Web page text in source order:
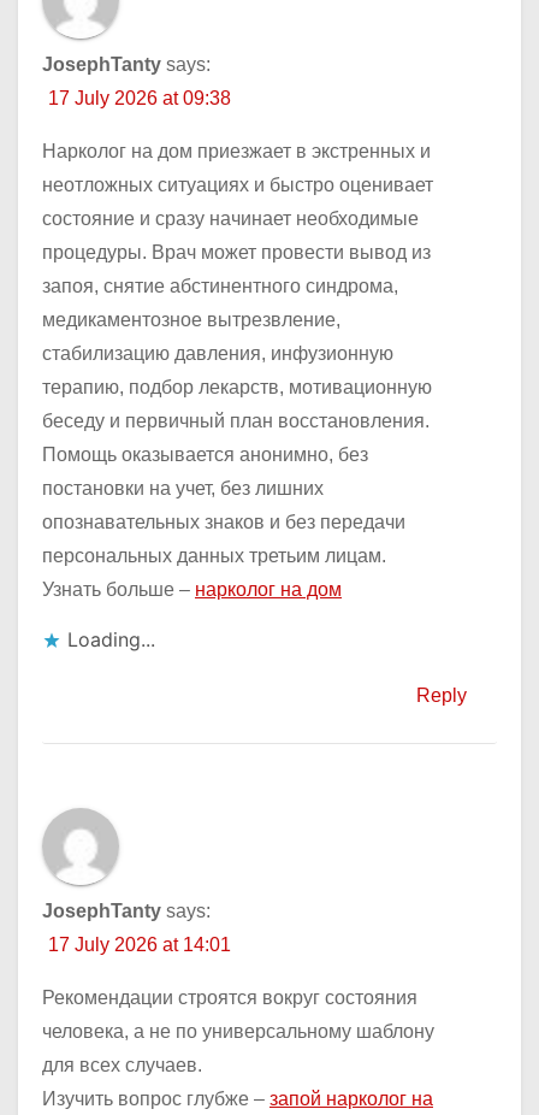
JosephTanty says:
17 July 2026 at 09:38
Нарколог на дом приезжает в экстренных и
неотложных ситуациях и быстро оценивает
состояние и сразу начинает необходимые
процедуры. Врач может провести вывод из
запоя, снятие абстинентного синдрома,
медикаментозное вытрезвление,
стабилизацию давления, инфузионную
терапию, подбор лекарств, мотивационную
беседу и первичный план восстановления.
Помощь оказывается анонимно, без
постановки на учет, без лишних
опознавательных знаков и без передачи
персональных данных третьим лицам.
Узнать больше – нарколог на дом
Loading...
Reply
JosephTanty says:
17 July 2026 at 14:01
Рекомендации строятся вокруг состояния
человека, а не по универсальному шаблону
для всех случаев.
Изучить вопрос глубже – запой нарколог на